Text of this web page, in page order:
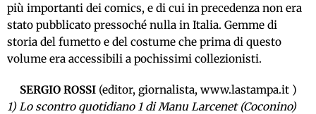
più importanti dei comics, e di cui in precedenza non era
stato pubblicato pressoché nulla in Italia. Gemme di
storia del fumetto e del costume che prima di questo
volume era accessibili a pochissimi collezionisti.
SERGIO ROSSI(editor, giornalista, www.lastampa.it )
1) Lo scontro quotidiano 1 di Manu Larcenet (Coconino)